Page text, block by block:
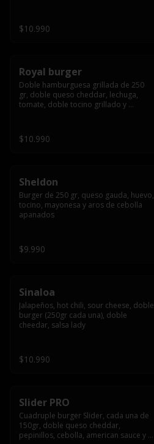
$10.990
Royal burger
Doble hamburguesa grillada de 250
gr, doble queso cheddar, lechuga,
tomate, doble tocino grillado y
salsa de queso cheddar.
$10.990
Sheldon
Burger de 250 gr, queso gauda, huevo,
tocino, mayonesa y aros de cebolla
apanados
$9.990
Sinaloa
Jalapeños, hot chili, sour cheese, doble
burger (250gr cada una), doble
cheedar, salsa lady
$10.990
Slider PRO
Cuadruple burger Slider, cada una de
150gr, doble queso cheddar,
pepinillos, cebolla, american sauce y